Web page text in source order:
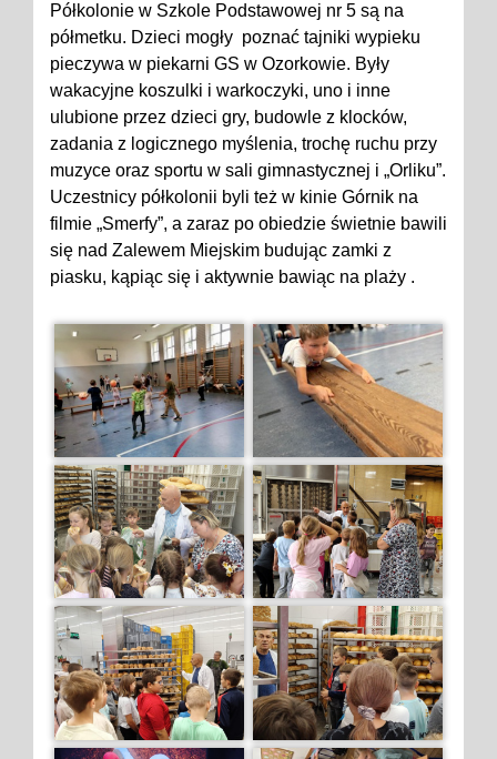
Półkolonie w Szkole Podstawowej nr 5 są na
półmetku. Dzieci mogły poznać tajniki wypieku
pieczywa w piekarni GS w Ozorkowie. Były
wakacyjne koszulki i warkoczyki, uno i inne
ulubione przez dzieci gry, budowle z klocków,
zadania z logicznego myślenia, trochę ruchu przy
muzyce oraz sportu w sali gimnastycznej i „Orliku”.
Uczestnicy półkolonii byli też w kinie Górnik na
filmie „Smerfy”, a zaraz po obiedzie świetnie bawili
się nad Zalewem Miejskim budując zamki z
piasku, kąpiąc się i aktywnie bawiąc na plaży .